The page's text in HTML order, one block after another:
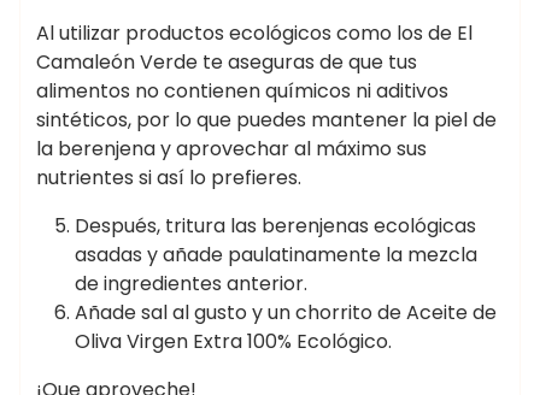
Al utilizar productos ecológicos como los de El
Camaleón Verde te aseguras de que tus
alimentos no contienen químicos ni aditivos
sintéticos, por lo que puedes mantener la piel de
la berenjena y aprovechar al máximo sus
nutrientes si así lo prefieres.
Después, tritura las berenjenas ecológicas
asadas y añade paulatinamente la mezcla
de ingredientes anterior.
Añade sal al gusto y un chorrito de Aceite de
Oliva Virgen Extra 100% Ecológico.
¡Que aproveche!